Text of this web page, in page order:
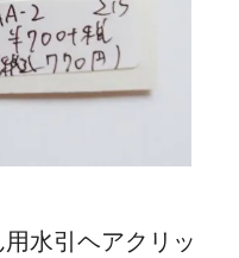
水引ヘアクリッ